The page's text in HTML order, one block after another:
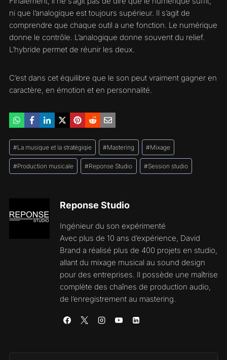
ni que l’analogique est toujours supérieur. Il s’agit de
comprendre que chaque outil a une fonction. Le numérique
donne le contrôle. L’analogique donne souvent du relief.
L’hybride permet de réunir les deux.
C’est dans cet équilibre que le son peut vraiment gagner en
caractère, en émotion et en personnalité.
Étiquettes
de
la
#La musique et la stratégiqie #Mastering #Mixage
#Production musicale #Reponse Studio #Session studio
Reponse Studio
Ingénieur du son expérimenté
Avec plus de 10 ans d’expérience, David
Brand a réalisé plus de 400 projets en studio,
allant du mixage musical au sound design
pour des entreprises. Il possède une maîtrise
complète des chaînes de production audio,
de l’enregistrement au mastering.